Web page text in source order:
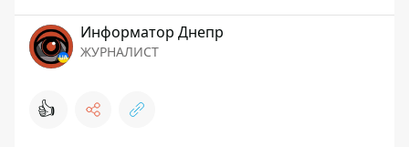
Информатор Днепр
ЖУРНАЛИСТ
👍